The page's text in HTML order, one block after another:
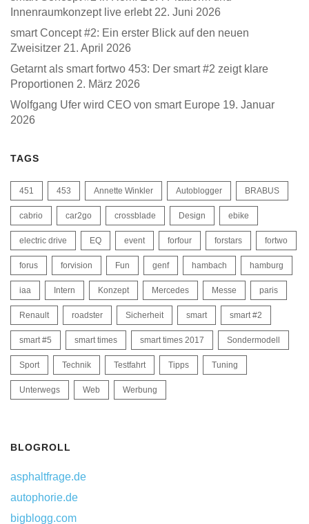
Innenraumkonzept live erlebt 22. Juni 2026
smart Concept #2: Ein erster Blick auf den neuen
Zweisitzer 21. April 2026
Getarnt als smart fortwo 453: Der smart #2 zeigt klare
Proportionen 2. März 2026
Wolfgang Ufer wird CEO von smart Europe 19. Januar
2026
TAGS
451 453 Annette Winkler Autoblogger BRABUS
cabrio car2go crossblade Design ebike
electric drive EQ event forfour forstars fortwo
forus forvision Fun genf hambach hamburg
iaa Intern Konzept Mercedes Messe paris
Renault roadster Sicherheit smart smart #2
smart #5 smart times smart times 2017 Sondermodell
Sport Technik Testfahrt Tipps Tuning
Unterwegs Web Werbung
BLOGROLL
asphaltfrage.de
autophorie.de
bigblogg.com